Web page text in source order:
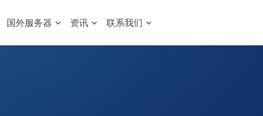
国外服务器 资讯 联系我们